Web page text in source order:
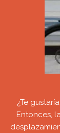
¿Te
Entonces,